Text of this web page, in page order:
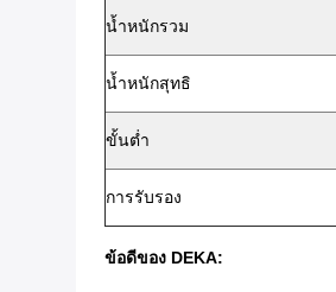
น้ำหนักรวม
น้ำหนักสุทธิ
ขั้นต่ำ
การรับรอง
ข้อดีของ DEKA: